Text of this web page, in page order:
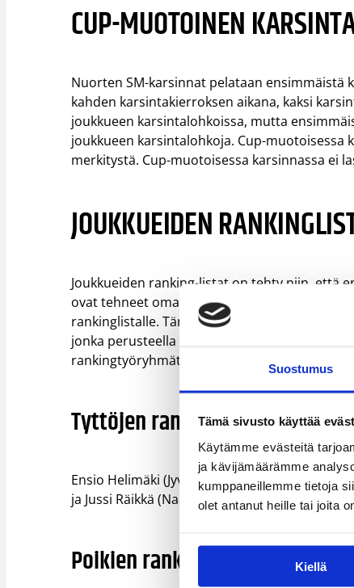
Suostumus
Tämä sivusto käyttää
Käytämme evästeitä
ja kävijämäärämme
kumppaneillemme tietoja
olet antanut heille tai joita
Kiellä
CUP-MUOTOINEN
Nuorten SM-karsinnat pelataan
kahden karsintakierroksen aikana, kaksi
joukkueen karsintalohkoissa, mutta
joukkueen karsintalohkoja. Cup-
merkitystä. Cup-muotoisessa karsinnassa ei
JOUKKUEIDEN
Joukkueiden ranking-listat on tehty niin, että
ovat tehneet oman rankinglistan. Näiden
rankinglistalle. Tämän jälkeen tyttöjen ja
jonka perusteella tehty pieniä tarkistuksia
rankingtyöryhmät.
Tyttöjen rankingtyöryhmä
Ensio Helimäki (Jyväskylä), Niko Hellman
ja Jussi Räikkä (Naantali)
Poikien rankingtyöryhmä